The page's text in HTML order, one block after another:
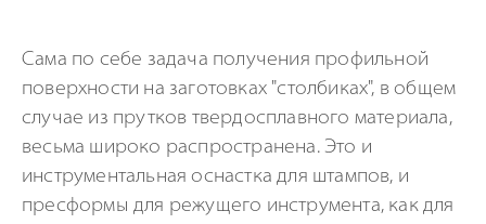
Сама по себе задача получения профильной
поверхности на заготовках "столбиках", в общем
случае из прутков твердосплавного материала,
весьма широко распространена. Это и
инструментальная оснастка для штампов, и
пресформы для режущего инструмента, как для